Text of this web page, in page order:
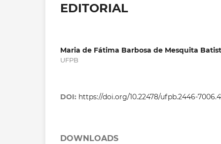
EDITORIAL
Maria de Fátima Barbosa de Mesquita
UFPB
DOI: https://doi.org/10.22478/ufpb.2446-
DOWNLOADS